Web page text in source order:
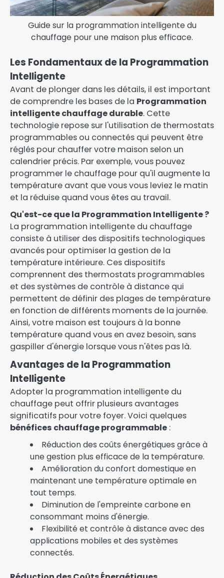
Guide sur la programmation intelligente du
chauffage pour une maison plus efficace.
Les Fondamentaux de la Programmation
Intelligente
Avant de plonger dans les détails, il est important
de comprendre les bases de la Programmation
intelligente chauffage durable. Cette
technologie repose sur l'utilisation de thermostats
programmables ou connectés qui peuvent être
réglés pour chauffer votre maison selon un
calendrier précis. Par exemple, vous pouvez
programmer le chauffage pour qu'il augmente la
température avant que vous vous leviez le matin
et la réduise quand vous êtes au travail.
Qu'est-ce que la Programmation Intelligente ?
La programmation intelligente du chauffage
consiste à utiliser des dispositifs technologiques
avancés pour optimiser la gestion de la
température intérieure. Ces dispositifs
comprennent des thermostats programmables
et des systèmes de contrôle à distance qui
permettent de définir des plages de température
en fonction de différents moments de la journée.
Ainsi, votre maison est toujours à la bonne
température quand vous en avez besoin, sans
gaspiller d'énergie lorsque vous n'êtes pas là.
Avantages de la Programmation
Intelligente
Adopter la programmation intelligente du
chauffage peut offrir plusieurs avantages
significatifs pour votre foyer. Voici quelques
bénéfices chauffage programmable :
Réduction des coûts énergétiques grâce à
une gestion plus efficace de la température.
Amélioration du confort domestique en
maintenant une température optimale en
tout temps.
Diminution de l'empreinte carbone en
consommant moins d'énergie.
Flexibilité et contrôle à distance avec des
applications mobiles et des systèmes
connectés.